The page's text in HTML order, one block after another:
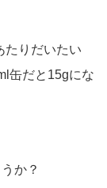
たりだいたい
缶だと15gにな
か？